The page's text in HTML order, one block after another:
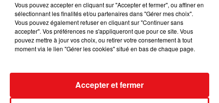
Bélier Taureau Gémeaux
Vous pouvez accepter en cliquant sur "Accepter et fermer", ou affiner en
sélectionnant les finalités et/ou partenaires dans "Gérer mes choix".
Vous pouvez également refuser en cliquant sur "Continuer sans
accepter". Vos préférences ne s'appliqueront que pour ce site. Vous
pouvez mettre à jour vos choix, ou retirer votre consentement à tout
moment via le lien "Gérer les cookies" situé en bas de chaque page.
Accepter et fermer